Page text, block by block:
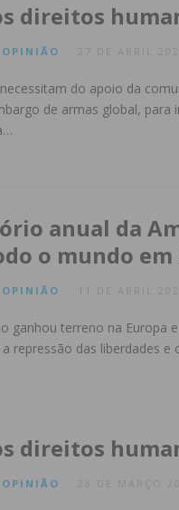
direitos
OPINIÃO 27 DE ABRIL 2022
do apoio da
de armas global, para
anual da
o mundo em
OPINIÃO 11 DE ABRIL 2022
ganhou terreno na Europa
repressão das liberdades e
direitos
OPINIÃO 28 DE MARÇO